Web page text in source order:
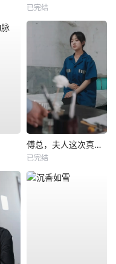
已完结
傅总，夫人这次真的死了
已完结